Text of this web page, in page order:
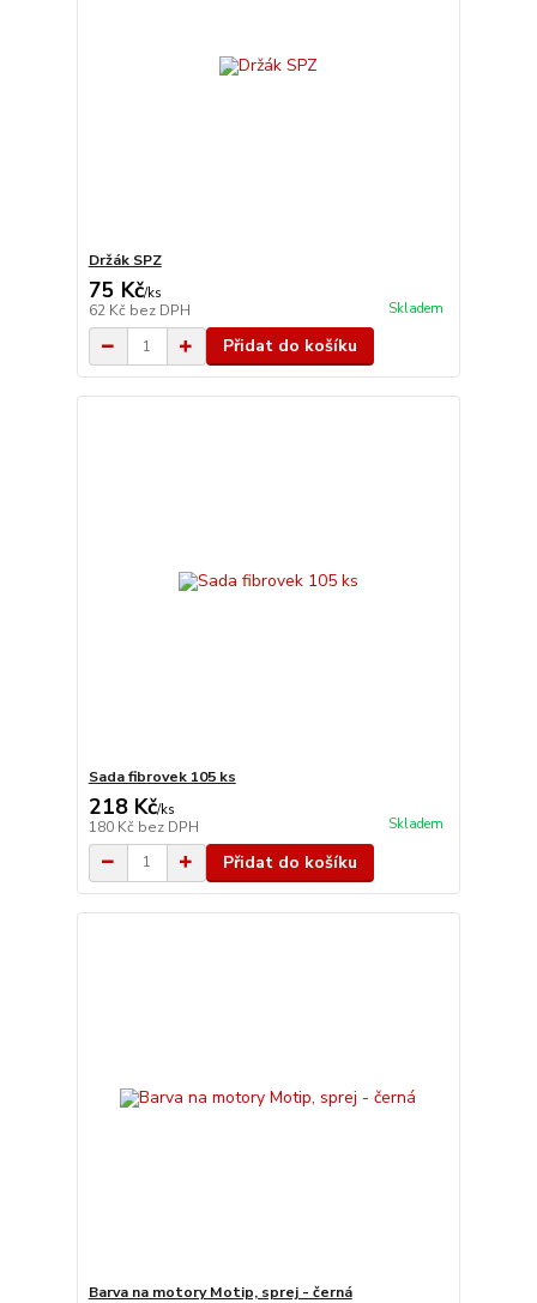
Držák SPZ
75 Kč/ks
62 Kč bez DPH Skladem
Přidat do košíku
Sada fibrovek 105 ks
218 Kč/ks
180 Kč bez DPH Skladem
Přidat do košíku
Barva na motory Motip, sprej - černá